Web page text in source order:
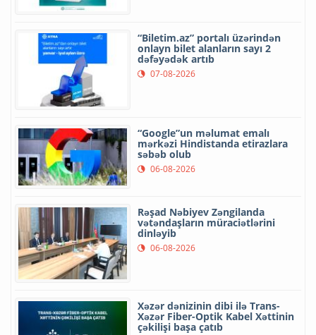
“Biletim.az” portalı üzərindən
onlayn bilet alanların sayı 2
dəfəyədək artıb
07-08-2026
“Google”un məlumat emalı
mərkəzi Hindistanda etirazlara
səbəb olub
06-08-2026
Rəşad Nəbiyev Zəngilanda
vətəndaşların müraciətlərini
dinləyib
06-08-2026
Xəzər dənizinin dibi ilə Trans-
Xəzər Fiber-Optik Kabel Xəttinin
çəkilişi başa çatıb